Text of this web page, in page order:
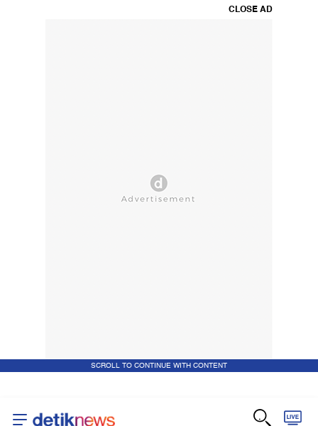
CLOSE AD
SCROLL TO CONTINUE WITH CONTENT